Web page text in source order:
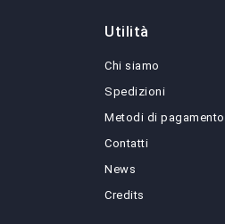
Utilità
Chi siamo
Spedizioni
Metodi di pagamento
Contatti
News
Credits